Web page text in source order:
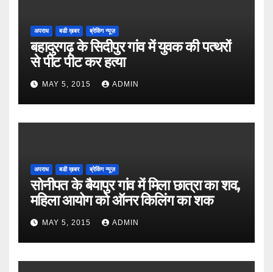
अपराध बडी ख़बर ब्रेकिंग न्यूज़
बहादुरगढ़ के सिदीपुर गांव में युवक की पत्थरों
से पीट पीट कर हत्या
MAY 5, 2015 ADMIN
अपराध बडी ख़बर ब्रेकिंग न्यूज़
सोनीपत के बैयापुर गांव में मिला छात्रा का शव,
महिला आयोग को ऑनर किलिंग का शक
MAY 5, 2015 ADMIN